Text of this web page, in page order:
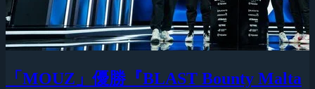
「MOUZ」優勝『BLAST Bounty Malta